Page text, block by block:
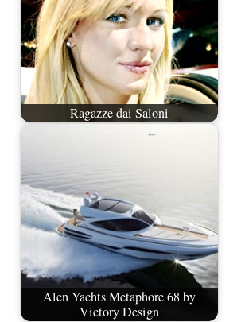
Ragazze dai Saloni
Alen Yachts Metaphore 68 by
Victory Design